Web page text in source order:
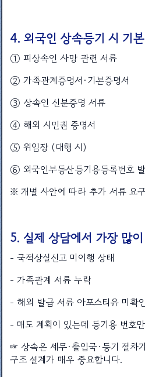
4. 외국인 상속등기 시 기
① 피상속인 사망 관련 서류
② 가족관계증명서·기본증명서
③ 상속인 신분증명 서류
④ 해외 시민권 증명서
⑤ 위임장 (대행 시)
⑥ 외국인부동산등기용등록번호
※ 개별 사안에 따라 추가 서류 요
5. 실제 상담에서 가장 많
- 국적상실신고 미이행 상태
- 가족관계 서류 누락
- 해외 발급 서류 아포스티유 미확
- 매도 계획이 있는데 등기용 번호
☞ 상속은 세무·출입국·등기 절차
구조 설계가 매우 중요합니다.